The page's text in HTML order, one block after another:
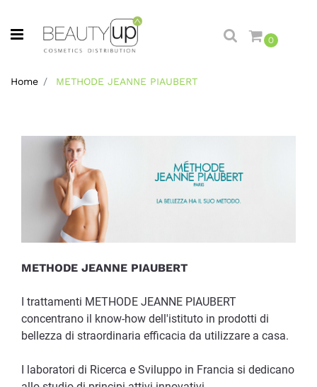
Open menu
0
Home METHODE JEANNE PIAUBERT
METHODE JEANNE PIAUBERT
I trattamenti METHODE JEANNE PIAUBERT
concentrano il know-how dell'istituto in prodotti di
bellezza di straordinaria efficacia da utilizzare a casa.
I laboratori di Ricerca e Sviluppo in Francia si dedicano